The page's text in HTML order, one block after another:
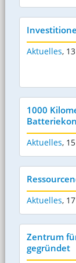
Aktuelles, 13
1000
Aktuelles, 15
Aktuelles, 17
Zentrum
gegründet